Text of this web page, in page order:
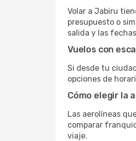
Volar a Jabiru
presupuesto o
salida y las
Vuelos con
Si desde tu
opciones de
Cómo elegir la
Las aerolíneas
comparar
viaje.